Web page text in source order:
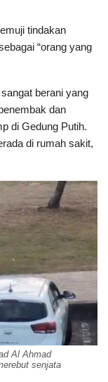
tindakan
“orang yang
berani yang
dan
di Gedung Putih.
di rumah sakit,
Al Ahmad
senjata